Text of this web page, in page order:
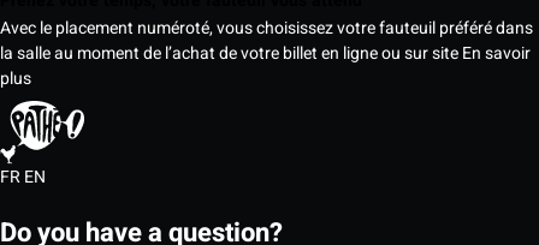
Avec le placement numéroté, vous choisissez votre fauteuil préféré dans
la salle au moment de l’achat de votre billet en ligne ou sur siteEn savoir
plus
FREN
Do you have a question?